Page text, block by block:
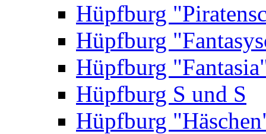
Hüpfburg
Hüpfburg
Hüpfburg
Hüpfburg S und S
Hüpfburg